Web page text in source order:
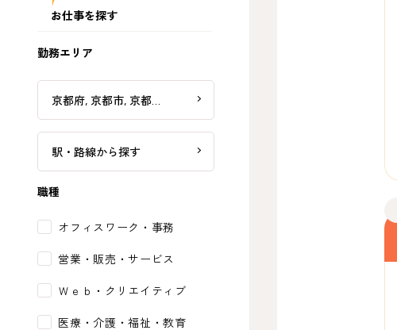
お仕事を探す
勤務エリア
京都府, 京都市, 京都…
駅・路線から探す
職種
オフィスワーク・事務
営業・販売・サービス
Ｗｅｂ・クリエイティブ
医療・介護・福祉・教育